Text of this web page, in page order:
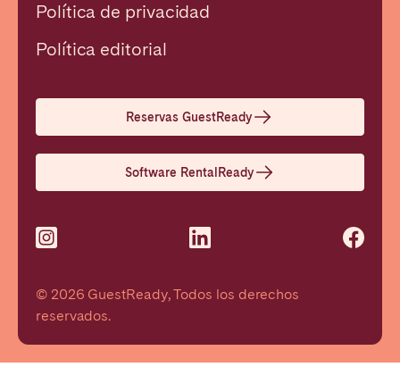
© 2026 GuestReady, Todos los derechos
reservados.
Política de privacidad
Política editorial
Reservas GuestReady
Software RentalReady